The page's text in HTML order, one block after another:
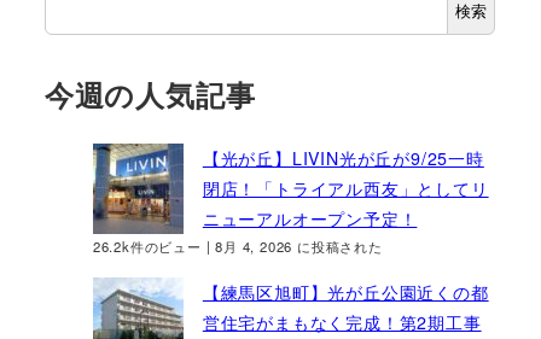
検索
今週の人気記事
【光が丘】LIVIN光が丘が9/25一時
閉店！「トライアル西友」としてリ
ニューアルオープン予定！
26.2k件のビュー |8月 4, 2026 に投稿された
【練馬区旭町】光が丘公園近くの都
営住宅がまもなく完成！第2期工事